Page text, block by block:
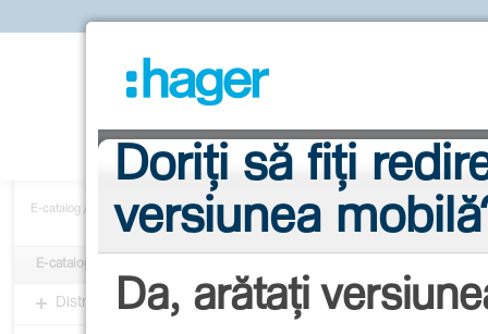
 Despre Hager E-catalog
E-catalog/ Managementul cablurilor/ tehalit.RI - Coloane și minicoloane birou /
E-catalog
Distribuția energiei
Proprietăți tehnice